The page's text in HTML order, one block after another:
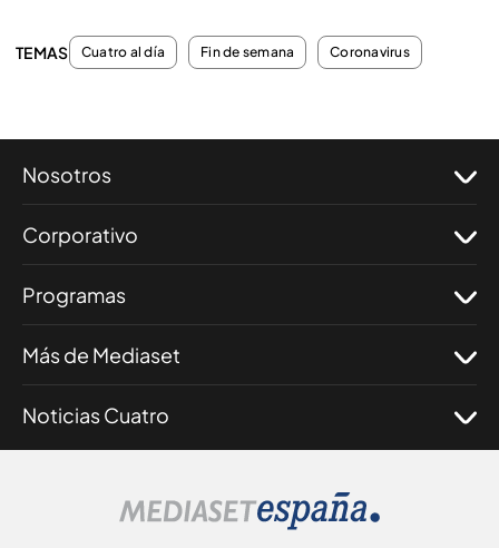
TEMAS Cuatro al día Fin de semana Coronavirus
Nosotros
Corporativo
Programas
Más de Mediaset
Noticias Cuatro